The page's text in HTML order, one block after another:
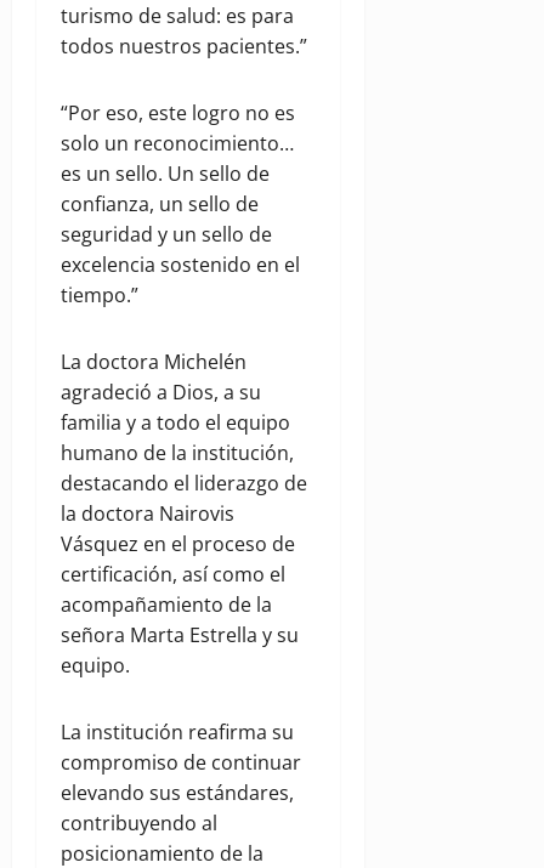
turismo de salud: es para
todos nuestros pacientes.”
“Por eso, este logro no es
solo un reconocimiento…
es un sello. Un sello de
confianza, un sello de
seguridad y un sello de
excelencia sostenido en el
tiempo.”
La doctora Michelén
agradeció a Dios, a su
familia y a todo el equipo
humano de la institución,
destacando el liderazgo de
la doctora Nairovis
Vásquez en el proceso de
certificación, así como el
acompañamiento de la
señora Marta Estrella y su
equipo.
La institución reafirma su
compromiso de continuar
elevando sus estándares,
contribuyendo al
posicionamiento de la